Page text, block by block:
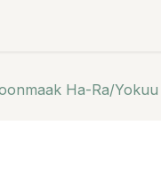
Ha-Ra/Yokuu